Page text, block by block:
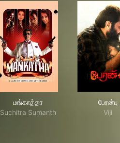
மங்காத்தா
Suchitra Sumanth
பேரன்பு
Viji